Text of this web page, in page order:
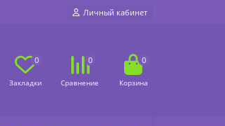
Личный кабинет
0 0 0